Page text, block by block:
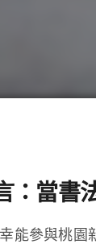
：當書
能參與桃園